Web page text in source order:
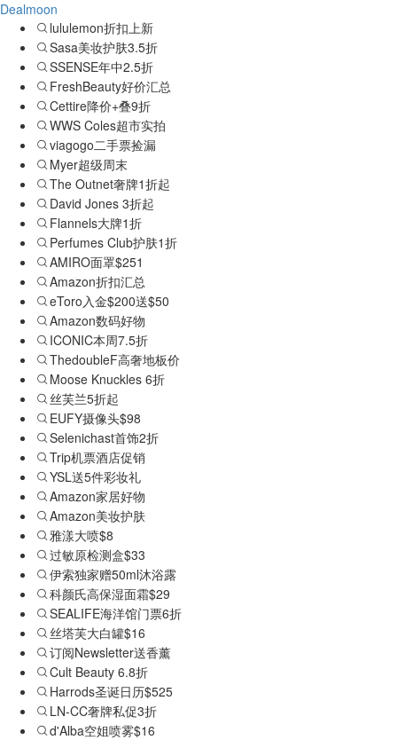
Dealmoon
lululemon折扣上新
Sasa美妆护肤3.5折
SSENSE年中2.5折
FreshBeauty好价汇总
Cettire降价+叠9折
WWS Coles超市实拍
viagogo二手票捡漏
Myer超级周末
The Outnet奢牌1折起
David Jones 3折起
Flannels大牌1折
Perfumes Club护肤1折
AMIRO面罩$251
Amazon折扣汇总
eToro入金$200送$50
Amazon数码好物
ICONIC本周7.5折
ThedoubleF高奢地板价
Moose Knuckles 6折
丝芙兰5折起
EUFY摄像头$98
Selenichast首饰2折
Trip机票酒店促销
YSL送5件彩妆礼
Amazon家居好物
Amazon美妆护肤
雅漾大喷$8
过敏原检测盒$33
伊索独家赠50ml沐浴露
科颜氏高保湿面霜$29
SEALIFE海洋馆门票6折
丝塔芙大白罐$16
订阅Newsletter送香薰
Cult Beauty 6.8折
Harrods圣诞日历$525
LN-CC奢牌私促3折
d'Alba空姐喷雾$16